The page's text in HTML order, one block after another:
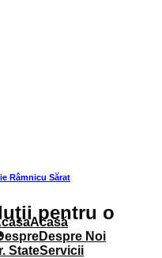
Acasă
Despre Noi
Servicii
Râmnicu Sărat
pentru o